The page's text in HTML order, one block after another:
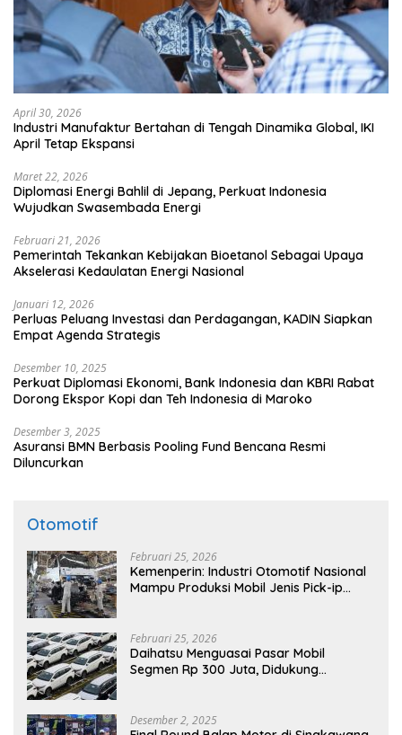
April 30, 2026
Industri Manufaktur Bertahan di Tengah Dinamika Global, IKI
April Tetap Ekspansi
Maret 22, 2026
Diplomasi Energi Bahlil di Jepang, Perkuat Indonesia
Wujudkan Swasembada Energi
Februari 21, 2026
Pemerintah Tekankan Kebijakan Bioetanol Sebagai Upaya
Akselerasi Kedaulatan Energi Nasional
Januari 12, 2026
Perluas Peluang Investasi dan Perdagangan, KADIN Siapkan
Empat Agenda Strategis
Desember 10, 2025
Perkuat Diplomasi Ekonomi, Bank Indonesia dan KBRI Rabat
Dorong Ekspor Kopi dan Teh Indonesia di Maroko
Desember 3, 2025
Asuransi BMN Berbasis Pooling Fund Bencana Resmi
Diluncurkan
Otomotif
Februari 25, 2026
Kemenperin: Industri Otomotif Nasional
Mampu Produksi Mobil Jenis Pick-ip
Februari 25, 2026
Daihatsu Menguasai Pasar Mobil
Segmen Rp 300 Juta, Didukung
Desember 2, 2025